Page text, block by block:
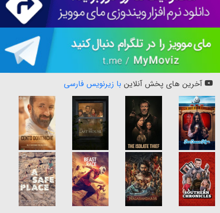
آخرین های پخش آنلاین با زیرنویس فارسی